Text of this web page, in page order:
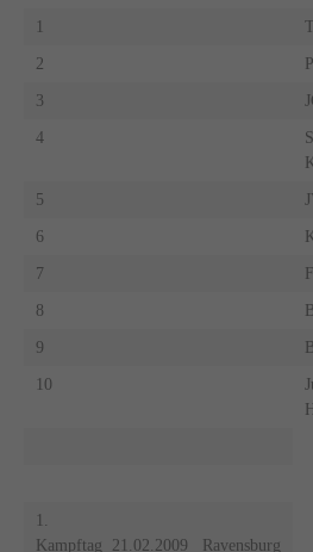
1
2
3
4
5
6
7
8
9
10
1.
Kampftag 21.02.2009 Ravensburg